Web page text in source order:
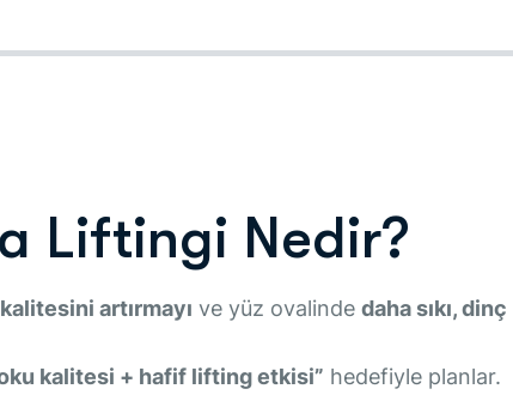
Liftingi Nedir?
artırmayı ve yüz ovalinde daha sıkı, dinç
kalitesi + hafif lifting etkisi” hedefiyle planlar.